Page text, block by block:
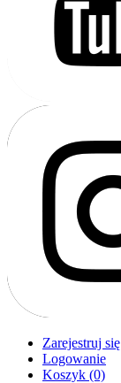
Zarejestruj się
Logowanie
Koszyk (0)